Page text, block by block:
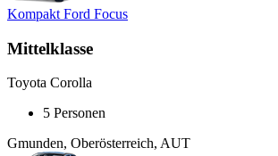
Kompakt Ford Focus
Mittelklasse
Toyota Corolla
5 Personen
Gmunden, Oberösterreich, AUT